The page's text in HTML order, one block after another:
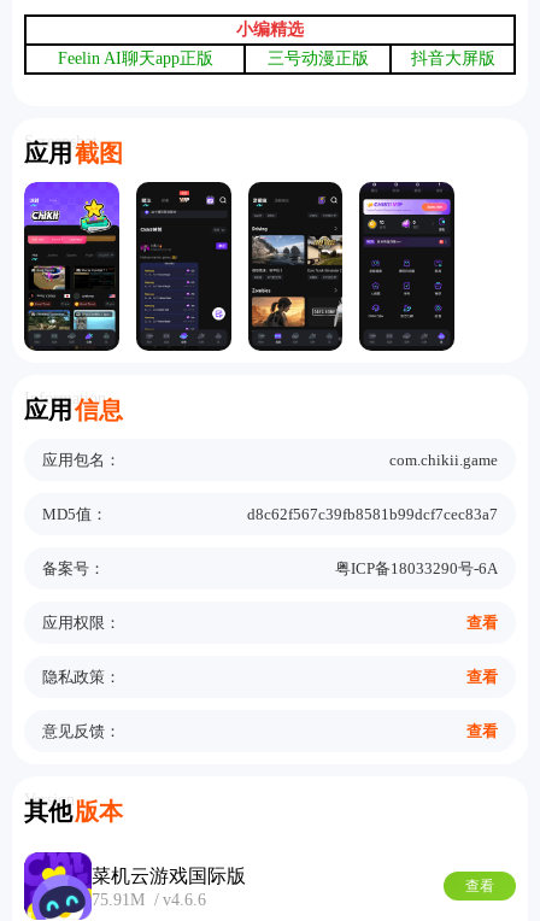
小编精选
Feelin AI聊天app正版
三号动漫正版 抖音大屏版
应用 截图
Screenshot
应用 信息
Information
应用包名： com.chikii.game
MD5值： d8c62f567c39fb8581b99dcf7cec83a7
备案号： 粤ICP备18033290号-6A
应用权限： 查看
隐私政策： 查看
意见反馈： 查看
其他版本
Version
菜机云游戏国际版
75.91M v4.6.6
查看